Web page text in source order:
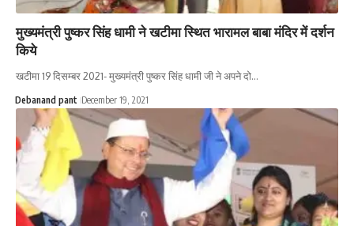
मुख्यमंत्री पुष्कर सिंह धामी ने खटीमा स्थित भारामल बाबा मंदिर में दर्शन
किये
खटीमा 19 दिसम्बर 2021- मुख्यमंत्री पुष्कर सिंह धामी जी ने अपने दो…
Debanand pant December 19, 2021